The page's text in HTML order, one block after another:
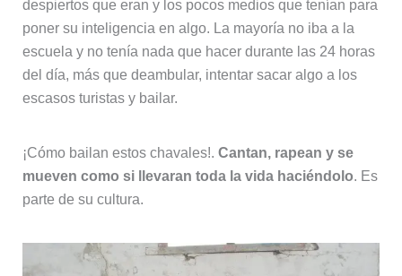
despiertos que eran y los pocos medios que tenían para
poner su inteligencia en algo. La mayoría no iba a la
escuela y no tenía nada que hacer durante las 24 horas
del día, más que deambular, intentar sacar algo a los
escasos turistas y bailar.
¡Cómo bailan estos chavales!. Cantan, rapean y se
mueven como si llevaran toda la vida haciéndolo. Es
parte de su cultura.